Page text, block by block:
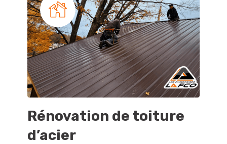
Rénovation de toiture
d’acier